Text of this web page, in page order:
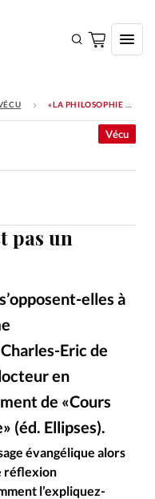
Culture
réveil
Monde
«LA PHILOSOPHIE N’EST PAS UN OBSTACLE À LA FOI»
pas un
elles à
Eric de
en
de «Cours
(éd. Ellipses).
Vécu
Alliance Presse
évangélique alors
réflexion
l’expliquez-